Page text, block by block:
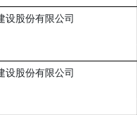
设股份有限公司
设股份有限公司